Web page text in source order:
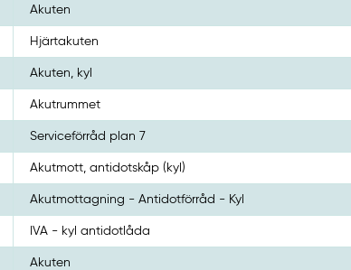
Akuten
Hjärtakuten
Akuten, kyl
Akutrummet
Serviceförråd plan 7
Akutmott, antidotskåp (kyl)
Akutmottagning - Antidotförråd - Kyl
IVA - kyl antidotlåda
Akuten